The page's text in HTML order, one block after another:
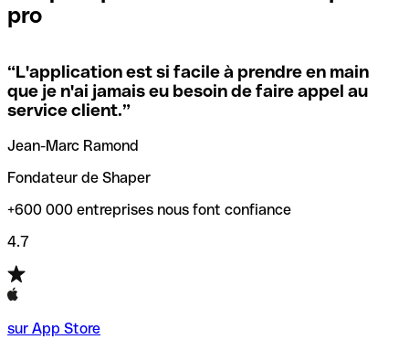
locales.
Si vous n'êtes pas sûr du code SWIFT que vous devriez
utiliser, nous avons développé un outil de recherche de
codes SWIFT par nom de banque.
vérification/recherche de codes SWIFT. Ainsi, vous pouvez
trouver et vérifier vos codes SWIFT avant de réaliser vos
transferts d’argent.
pro
“L'application est si facile à prendre en main
que je n'ai jamais eu besoin de faire appel au
service client.”
Jean-Marc Ramond
Fondateur de Shaper
+600 000 entreprises nous font confiance
4.7
sur App Store